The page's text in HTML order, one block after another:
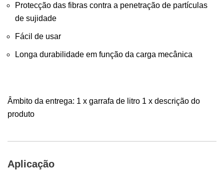
Protecção das fibras contra a penetração de partículas
de sujidade
Fácil de usar
Longa durabilidade em função da carga mecânica
Âmbito da entrega: 1 x garrafa de litro 1 x descrição do
produto
Aplicação